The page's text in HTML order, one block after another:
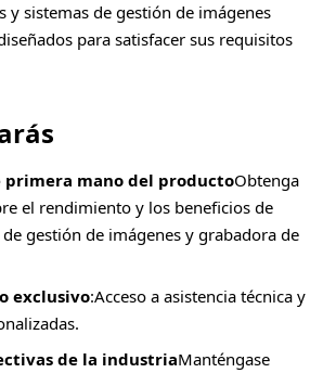
y sistemas de gestión de imágenes
para satisfacer sus requisitos
primera mano del productoObtenga
el rendimiento y los beneficios de
gestión de imágenes y grabadora de
exclusivo:Acceso a asistencia técnica y
de la industriaManténgase